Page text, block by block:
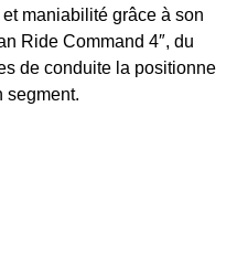
maniabilité grâce à son
Ride Command 4″, du
de conduite la positionne
segment.